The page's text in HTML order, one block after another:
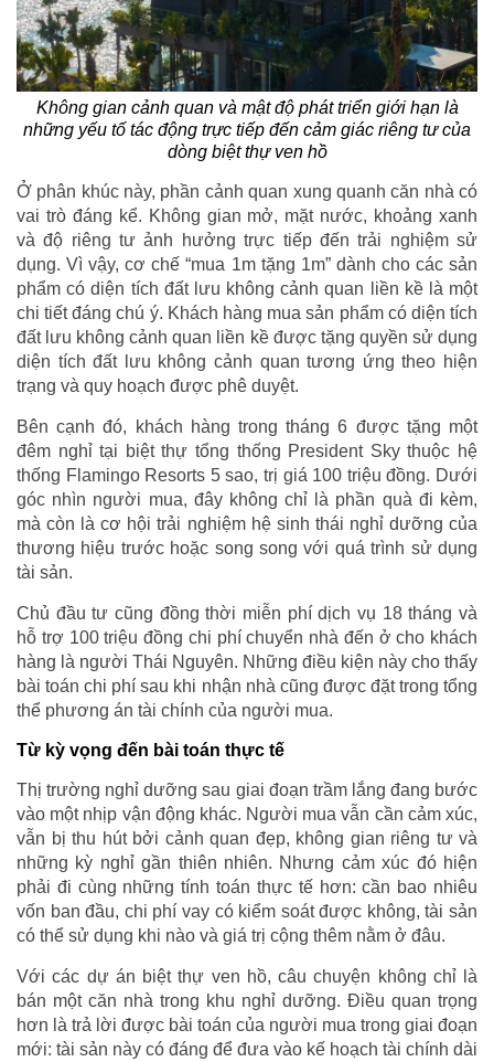
Không gian cảnh quan và mật độ phát triển giới hạn là
những yếu tố tác động trực tiếp đến cảm giác riêng tư của
dòng biệt thự ven hồ
Ở phân khúc này, phần cảnh quan xung quanh căn nhà có
vai trò đáng kể. Không gian mở, mặt nước, khoảng xanh
và độ riêng tư ảnh hưởng trực tiếp đến trải nghiệm sử
dụng. Vì vậy, cơ chế “mua 1m tặng 1m” dành cho các sản
phẩm có diện tích đất lưu không cảnh quan liền kề là một
chi tiết đáng chú ý. Khách hàng mua sản phẩm có diện tích
đất lưu không cảnh quan liền kề được tặng quyền sử dụng
diện tích đất lưu không cảnh quan tương ứng theo hiện
trạng và quy hoạch được phê duyệt.
Bên cạnh đó, khách hàng trong tháng 6 được tặng một
đêm nghỉ tại biệt thự tổng thống President Sky thuộc hệ
thống Flamingo Resorts 5 sao, trị giá 100 triệu đồng. Dưới
góc nhìn người mua, đây không chỉ là phần quà đi kèm,
mà còn là cơ hội trải nghiệm hệ sinh thái nghỉ dưỡng của
thương hiệu trước hoặc song song với quá trình sử dụng
tài sản.
Chủ đầu tư cũng đồng thời miễn phí dịch vụ 18 tháng và
hỗ trợ 100 triệu đồng chi phí chuyển nhà đến ở cho khách
hàng là người Thái Nguyên. Những điều kiện này cho thấy
bài toán chi phí sau khi nhận nhà cũng được đặt trong tổng
thể phương án tài chính của người mua.
Từ kỳ vọng đến bài toán thực tế
Thị trường nghỉ dưỡng sau giai đoạn trầm lắng đang bước
vào một nhịp vận động khác. Người mua vẫn cần cảm xúc,
vẫn bị thu hút bởi cảnh quan đẹp, không gian riêng tư và
những kỳ nghỉ gần thiên nhiên. Nhưng cảm xúc đó hiện
phải đi cùng những tính toán thực tế hơn: cần bao nhiêu
vốn ban đầu, chi phí vay có kiểm soát được không, tài sản
có thể sử dụng khi nào và giá trị cộng thêm nằm ở đâu.
Với các dự án biệt thự ven hồ, câu chuyện không chỉ là
bán một căn nhà trong khu nghỉ dưỡng. Điều quan trọng
hơn là trả lời được bài toán của người mua trong giai đoạn
mới: tài sản này có đáng để đưa vào kế hoạch tài chính dài